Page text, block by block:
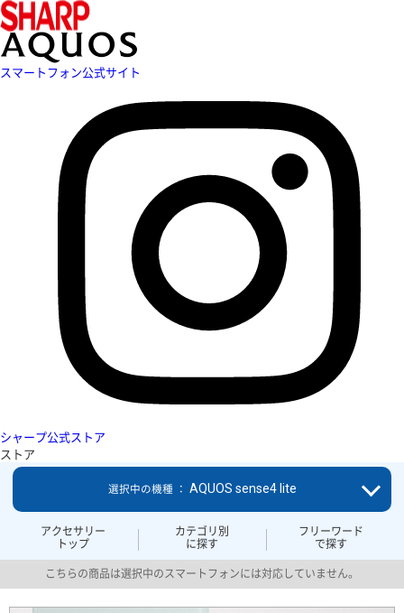
スマートフォン公式サイト
シャープ公式ストア
ストア
アクセサリー
トップ
カテゴリ別
に探す
フリーワード
で探す
選択中の機種 ： AQUOS sense4 lite
こちらの商品は選択中のスマートフォンには対応していません。